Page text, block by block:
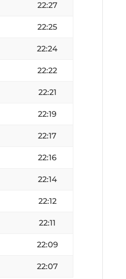
22:27
22:25
22:24
22:22
22:21
22:19
22:17
22:16
22:14
22:12
22:11
22:09
22:07